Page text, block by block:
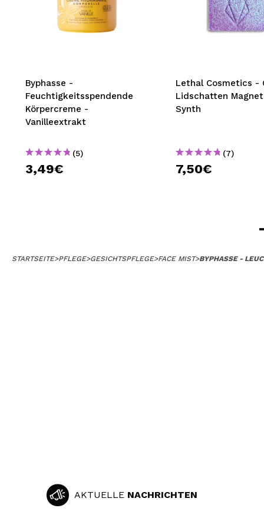
Byphasse -
Feuchtigkeitsspendende
Körpercreme -
Vanilleextrakt
(5)
3,49€
Lethal Cosmetics -
Lidschatten
Synth
(7)
7,50€
STARTSEITE>PFLEGE>GESICHTSPFLEGE>FACE MIST>BYPHASSE -
AKTUELLE NACHRICHTEN